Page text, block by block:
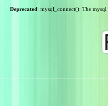
Deprecated: mysql_connect(): The